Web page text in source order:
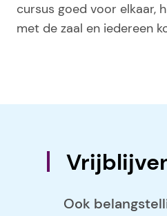
cursus goed voor elkaar,
met de zaal en iedereen
Ook